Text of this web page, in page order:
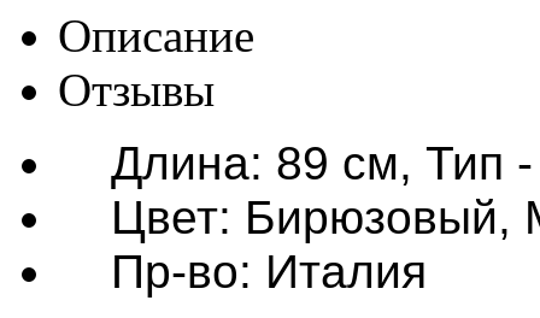
Описание
Отзывы
Длина: 89 см, Тип -
Цвет: Бирюзовый,
Пр-во: Италия